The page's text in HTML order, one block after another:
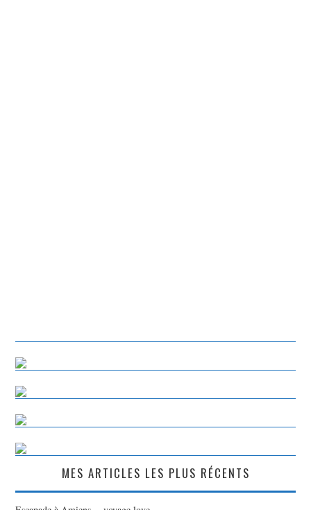
MES ARTICLES LES PLUS RÉCENTS